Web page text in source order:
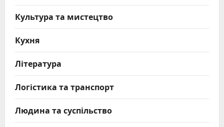
Культура та мистецтво
Кухня
Література
Логістика та транспорт
Людина та суспільство